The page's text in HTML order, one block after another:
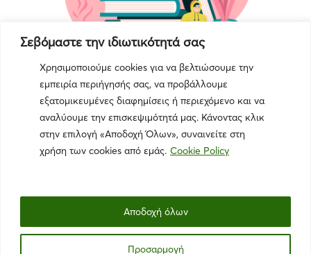
Σεβόμαστε την ιδιωτικότητά σας
Χρησιμοποιούμε cookies για να βελτιώσουμε την
εμπειρία περιήγησής σας, να προβάλλουμε
εξατομικευμένες διαφημίσεις ή περιεχόμενο και να
αναλύουμε την επισκεψιμότητά μας. Κάνοντας κλικ
στην επιλογή «Αποδοχή Όλων», συναινείτε στη
χρήση των cookies από εμάς. Cookie Policy
Προσαρμογή
Αποδοχή όλων
Πολιτική Απορρήτου|Όροι Χρήσης|Πολιτική Cookies